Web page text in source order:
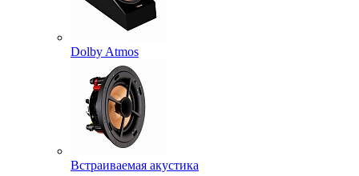
Dolby Atmos
Встраиваемая акустика